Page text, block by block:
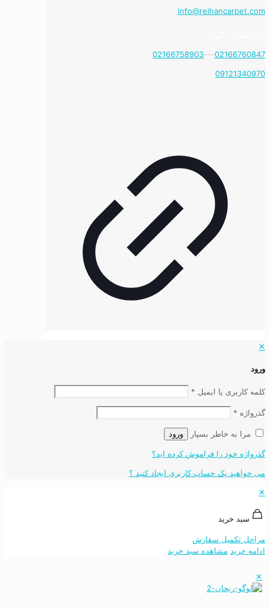
info@reihancarpet.com
02166760847
---
02166758903
09121340970
✕
ورود
کلمه کاربری یا ایمیل *
گذرواژه *
مرا به خاطر بسپار ورود
گذرواژه خود را فراموش کرده اید؟
می خواهید یک حساب کاربری ایجاد کنید ؟
✕
سبد خرید
مراحل تکمیل سفارش
ادامه خرید مشاهده سبد خرید
✕